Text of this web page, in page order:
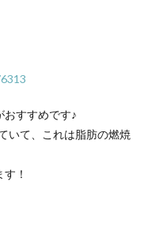
おすすめです♪
いて、これは脂肪の燃焼
！